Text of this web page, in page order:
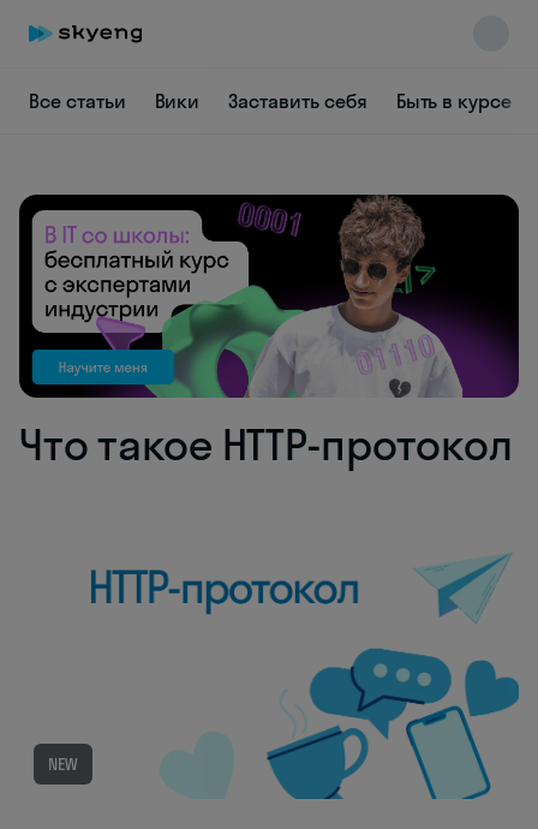
Все статьи Вики Заставить себя Быть в курсе
Что такое HTTP-протокол
NEW
Skyeng Chat
online